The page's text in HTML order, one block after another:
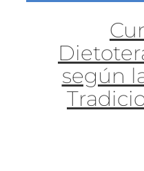
según